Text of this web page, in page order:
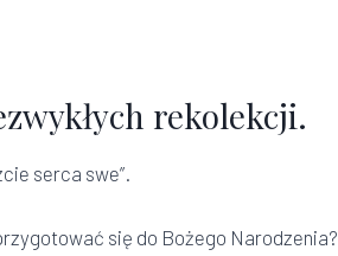
rekolekcji.
serca swe”.
się do Bożego Narodzenia?